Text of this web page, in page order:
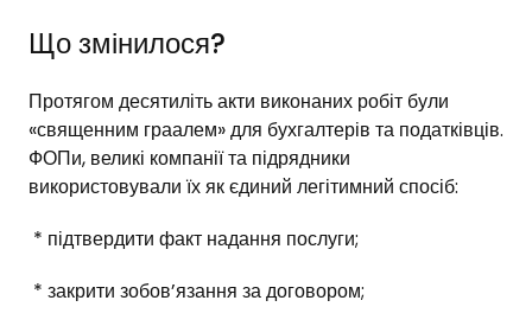
Що змінилося?
Протягом десятиліть акти виконаних робіт були
«священним граалем» для бухгалтерів та податківців.
ФОПи, великі компанії та підрядники
використовували їх як єдиний легітимний спосіб:
* підтвердити факт надання послуги;
* закрити зобов’язання за договором;